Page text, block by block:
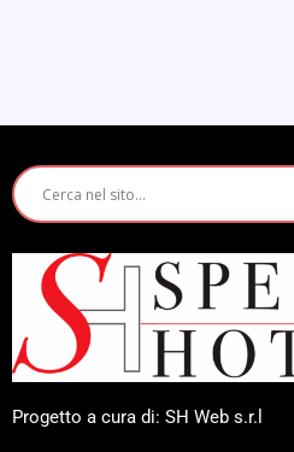
Progetto a cura di: SH Web s.r.l